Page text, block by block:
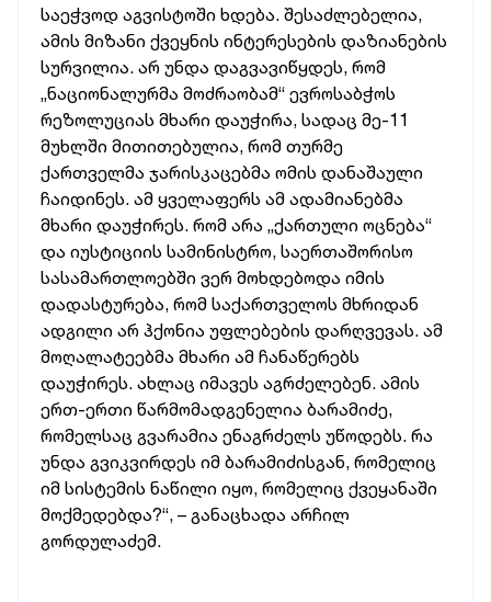
საეჭვოდ აგვისტოში ხდება. შესაძლებელია,
ამის მიზანი ქვეყნის ინტერესების დაზიანების
სურვილია. არ უნდა დაგვავიწყდეს, რომ
„ნაციონალურმა მოძრაობამ“ ევროსაბჭოს
რეზოლუციას მხარი დაუჭირა, სადაც მე-11
მუხლში მითითებულია, რომ თურმე
ქართველმა ჯარისკაცებმა ომის დანაშაული
ჩაიდინეს. ამ ყველაფერს ამ ადამიანებმა
მხარი დაუჭირეს. რომ არა „ქართული ოცნება“
და იუსტიციის სამინისტრო, საერთაშორისო
სასამართლოებში ვერ მოხდებოდა იმის
დადასტურება, რომ საქართველოს მხრიდან
ადგილი არ ჰქონია უფლებების დარღვევას. ამ
მოღალატეებმა მხარი ამ ჩანაწერებს
დაუჭირეს. ახლაც იმავეს აგრძელებენ. ამის
ერთ-ერთი წარმომადგენელია ბარამიძე,
რომელსაც გვარამია ენაგრძელს უწოდებს. რა
უნდა გვიკვირდეს იმ ბარამიძისგან, რომელიც
იმ სისტემის ნაწილი იყო, რომელიც ქვეყანაში
მოქმედებდა?“, – განაცხადა არჩილ
გორდულაძემ.